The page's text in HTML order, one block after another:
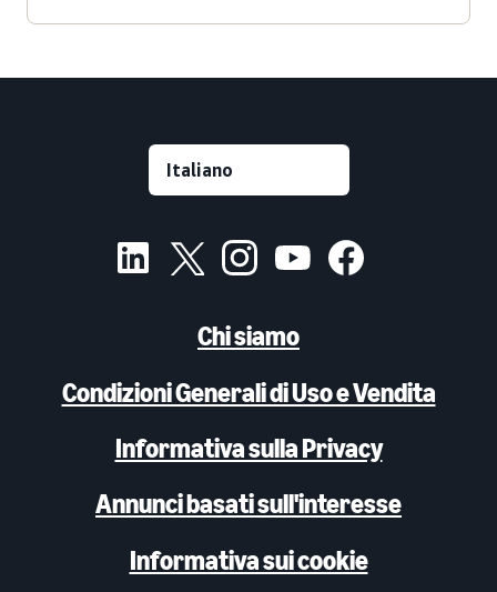
Chi siamo
Condizioni Generali di Uso e Vendita
Informativa sulla Privacy
Annunci basati sull'interesse
Informativa sui cookie